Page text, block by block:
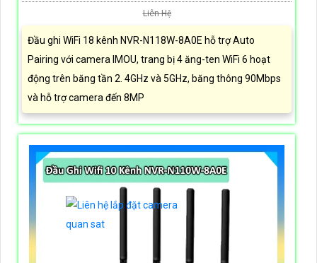
Liên Hệ
Đầu ghi WiFi 18 kênh NVR-N118W-8A0E hỗ trợ Auto
Pairing với camera IMOU, trang bị 4 ăng-ten WiFi 6 hoạt
động trên băng tần 2. 4GHz và 5GHz, băng thông 90Mbps
và hỗ trợ camera đến 8MP